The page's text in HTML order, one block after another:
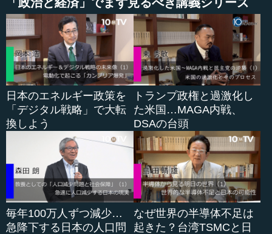
日本のエネルギー政策を
「デジタル戦略」で大転
換しよう
トランプ政権と過激化し
た米国…MAGA内戦、
DSAの台頭
毎年100万人ずつ減少…
急降下する日本の人口問
なぜ世界の半導体不足は
起きた？台湾TSMCと日